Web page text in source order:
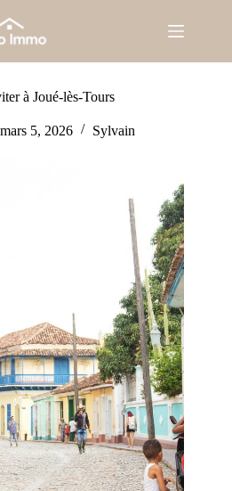
à Joué-lès-Tours
mars 5, 2026 Sylvain